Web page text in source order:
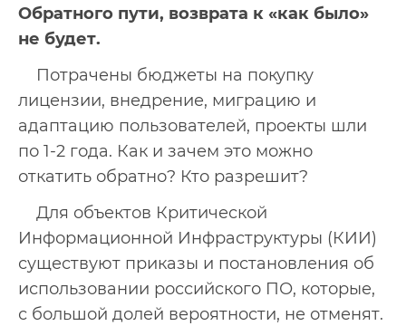
Обратного пути, возврата к «как было»
не будет.
Потрачены бюджеты на покупку
лицензии, внедрение, миграцию и
адаптацию пользователей, проекты шли
по 1-2 года. Как и зачем это можно
откатить обратно? Кто разрешит?
Для объектов Критической
Информационной Инфраструктуры (КИИ)
существуют приказы и постановления об
использовании российского ПО, которые,
с большой долей вероятности, не отменят.